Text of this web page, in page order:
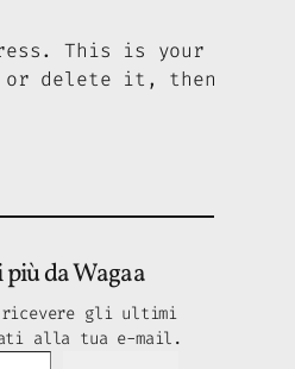
This is your
delete it, then
da Wagaa
ricevere gli ultimi
alla tua e-mail.